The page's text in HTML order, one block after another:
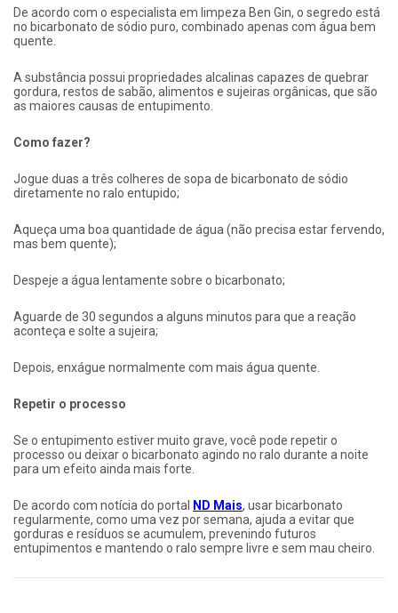
De acordo com o especialista em limpeza Ben Gin, o segredo está
no bicarbonato de sódio puro, combinado apenas com água bem
quente.
A substância possui propriedades alcalinas capazes de quebrar
gordura, restos de sabão, alimentos e sujeiras orgânicas, que são
as maiores causas de entupimento.
Como fazer?
Jogue duas a três colheres de sopa de bicarbonato de sódio
diretamente no ralo entupido;
Aqueça uma boa quantidade de água (não precisa estar fervendo,
mas bem quente);
Despeje a água lentamente sobre o bicarbonato;
Aguarde de 30 segundos a alguns minutos para que a reação
aconteça e solte a sujeira;
Depois, enxágue normalmente com mais água quente.
Repetir o processo
Se o entupimento estiver muito grave, você pode repetir o
processo ou deixar o bicarbonato agindo no ralo durante a noite
para um efeito ainda mais forte.
De acordo com notícia do portal ND Mais, usar bicarbonato
regularmente, como uma vez por semana, ajuda a evitar que
gorduras e resíduos se acumulem, prevenindo futuros
entupimentos e mantendo o ralo sempre livre e sem mau cheiro.